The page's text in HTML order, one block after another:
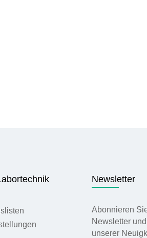
Newsletter
Abonnieren
Newsletter
unserer